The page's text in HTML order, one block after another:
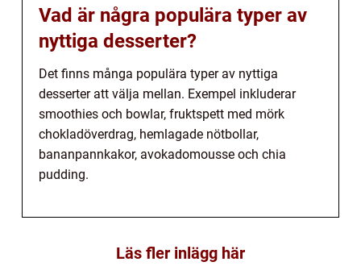
Vad är några populära typer av
nyttiga desserter?
Det finns många populära typer av nyttiga
desserter att välja mellan. Exempel inkluderar
smoothies och bowlar, fruktspett med mörk
chokladöverdrag, hemlagade nötbollar,
bananpannkakor, avokadomousse och chia
pudding.
Läs fler inlägg här